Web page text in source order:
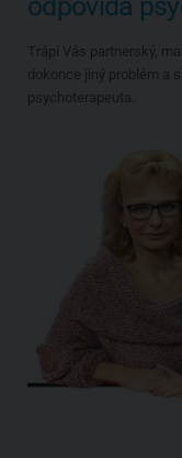
odpovídá
Trápí Vás partnerský,
dokonce jiný problém a
psychoterapeuta.